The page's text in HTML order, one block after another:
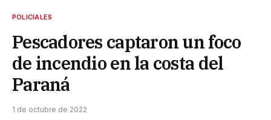
POLICIALES
Pescadores captaron un foco
de incendio en la costa del
Paraná
1 de octubre de 2022